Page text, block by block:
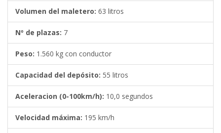
Volumen del maletero: 63 litros
Nº de plazas: 7
Peso: 1.560 kg con conductor
Capacidad del depósito: 55 litros
Aceleracion (0-100km/h): 10,0 segundos
Velocidad máxima: 195 km/h